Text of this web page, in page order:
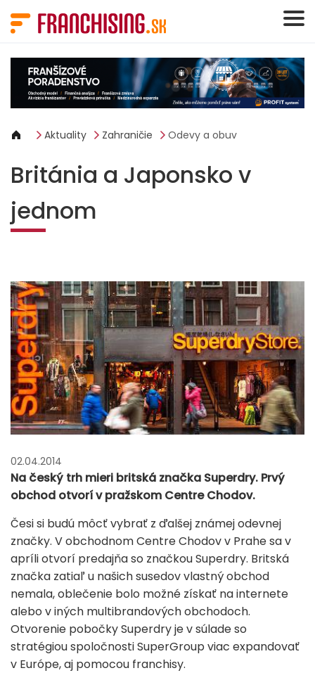
Aktuality Zahraničie Odevy a obuv
Británia a Japonsko v
jednom
02.04.2014
Na český trh mieri britská značka Superdry. Prvý
obchod otvorí v pražskom Centre Chodov.
Česi si budú môcť vybrať z ďalšej známej odevnej
značky. V obchodnom Centre Chodov v Prahe sa v
apríli otvorí predajňa so značkou Superdry. Britská
značka zatiaľ u našich susedov vlastný obchod
nemala, oblečenie bolo možné získať na internete
alebo v iných multibrandových obchodoch.
Otvorenie pobočky Superdry je v súlade so
stratégiou spoločnosti SuperGroup viac expandovať
v Európe, aj pomocou franchisy.